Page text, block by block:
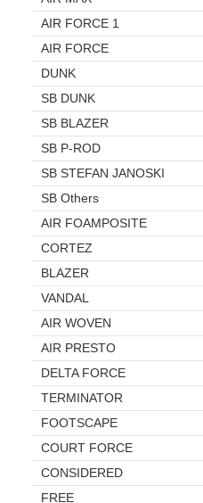
AIR FORCE 1
AIR FORCE
DUNK
SB DUNK
SB BLAZER
SB P-ROD
SB STEFAN JANOSKI
SB Others
AIR FOAMPOSITE
CORTEZ
BLAZER
VANDAL
AIR WOVEN
AIR PRESTO
DELTA FORCE
TERMINATOR
FOOTSCAPE
COURT FORCE
CONSIDERED
FREE